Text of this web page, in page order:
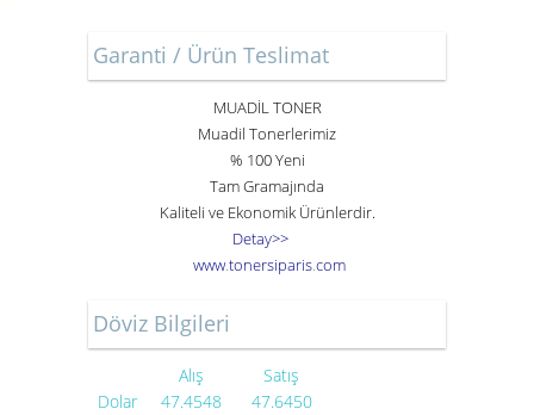
Garanti / Ürün Teslimat
MUADİL TONER
Muadil Tonerlerimiz
% 100 Yeni
Tam Gramajında
Kaliteli ve Ekonomik Ürünlerdir.
Detay>>
www.tonersiparis.com
Döviz Bilgileri
Alış
Satış
Dolar
47.4548
47.6450